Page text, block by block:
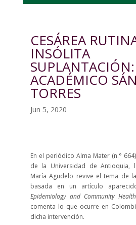
CESÁREA
INSÓLITA
SUPLANTACIÓN:
ACADÉMICO
TORRES
Jun 5, 2020
En el periódico Alma Mater (n.°
de la Universidad de Antioquia,
María Agudelo revive el tema de
basada en un artículo
Epidemiology and Community Health
comenta lo que ocurre en
dicha intervención.